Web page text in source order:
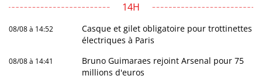
14H
08/08 à 14:52
Casque et gilet obligatoire pour trottinettes
électriques à Paris
08/08 à 14:41
Bruno Guimaraes rejoint Arsenal pour 75
millions d'euros